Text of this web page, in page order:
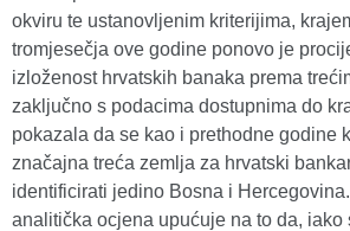
okviru te ustanovljenim kriterijima,
tromjesečja ove godine ponovo je
izloženost hrvatskih banaka prema
zaključno s podacima dostupnima do
pokazala da se kao i prethodne godine
značajna treća zemlja za hrvatski
identificirati jedino Bosna i
analitička ocjena upućuje na to da, iako